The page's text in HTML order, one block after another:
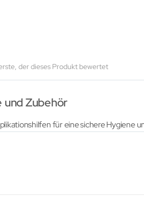
der dieses Produkt bewertet
Zubehör
für eine sichere Hygiene